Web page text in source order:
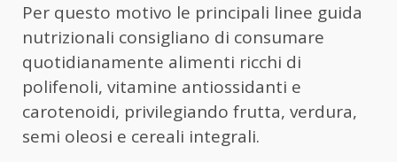
Per questo motivo le principali linee guida
nutrizionali consigliano di consumare
quotidianamente alimenti ricchi di
polifenoli, vitamine antiossidanti e
carotenoidi, privilegiando frutta, verdura,
semi oleosi e cereali integrali.